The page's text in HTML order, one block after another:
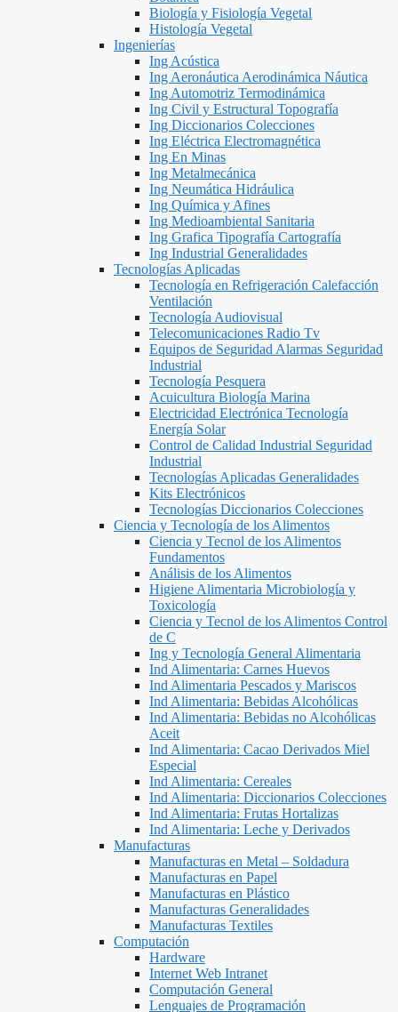
Biología y Fisiología Vegetal
Histología Vegetal
Ingenierías
Ing Acústica
Ing Aeronáutica Aerodinámica Náutica
Ing Automotriz Termodinámica
Ing Civil y Estructural Topografía
Ing Diccionarios Colecciones
Ing Eléctrica Electromagnética
Ing En Minas
Ing Metalmecánica
Ing Neumática Hidráulica
Ing Química y Afines
Ing Medioambiental Sanitaria
Ing Grafica Tipografía Cartografía
Ing Industrial Generalidades
Tecnologías Aplicadas
Tecnología en Refrigeración Calefacción
Ventilación
Tecnología Audiovisual
Telecomunicaciones Radio Tv
Equipos de Seguridad Alarmas Seguridad
Industrial
Tecnología Pesquera
Acuicultura Biología Marina
Electricidad Electrónica Tecnología
Energía Solar
Control de Calidad Industrial Seguridad
Industrial
Tecnologías Aplicadas Generalidades
Kits Electrónicos
Tecnologías Diccionarios Colecciones
Ciencia y Tecnología de los Alimentos
Ciencia y Tecnol de los Alimentos
Fundamentos
Análisis de los Alimentos
Higiene Alimentaria Microbiología y
Toxicología
Ciencia y Tecnol de los Alimentos Control
de C
Ing y Tecnología General Alimentaria
Ind Alimentaria: Carnes Huevos
Ind Alimentaria Pescados y Mariscos
Ind Alimentaria: Bebidas Alcohólicas
Ind Alimentaria: Bebidas no Alcohólicas
Aceit
Ind Alimentaria: Cacao Derivados Miel
Especial
Ind Alimentaria: Cereales
Ind Alimentaria: Diccionarios Colecciones
Ind Alimentaria: Frutas Hortalizas
Ind Alimentaria: Leche y Derivados
Manufacturas
Manufacturas en Metal – Soldadura
Manufacturas en Papel
Manufacturas en Plástico
Manufacturas Generalidades
Manufacturas Textiles
Computación
Hardware
Internet Web Intranet
Computación General
Lenguajes de Programación